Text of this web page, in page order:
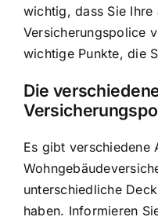
wichtig, dass Sie Ihre
Versicherungspolice
wichtige Punkte, die
Die
Es gibt verschiedene
unterschiedliche
haben. Informieren